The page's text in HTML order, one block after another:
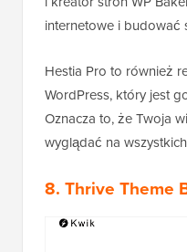
internetowe i
Hestia Pro to również
WordPress, który jest
Oznacza to, że Twoja
wyglądać na
8. Thrive Theme